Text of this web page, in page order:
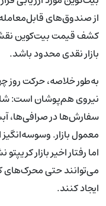
کشف قیمت بیت‌کوین نقش
بازار نقدی محدود باشد.
به‌طور خلاصه، حرکت روز
نیروی هم‌پوشان است:
سفارش‌ها در صرافی‌ها،
معمول بازار.
اما رفتار اخیر بازار
می‌توانند حتی محرک‌های
ایجاد کنند.